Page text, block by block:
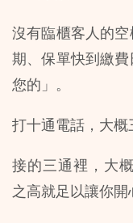
沒有臨櫃客人的
期、保單快到繳
您的」。
打十通電話，大概
接的三通裡，大
之高就足以讓你開